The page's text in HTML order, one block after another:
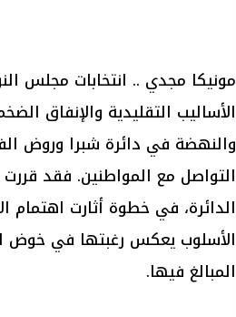
الأساليب التقليدية والإنفاق
والنهضة في دائرة شبرا وروض
التواصل مع المواطنين. فقد
الدائرة، في خطوة أثارت اهتمام
الأسلوب يعكس رغبتها في خوض
المبالغ فيها.